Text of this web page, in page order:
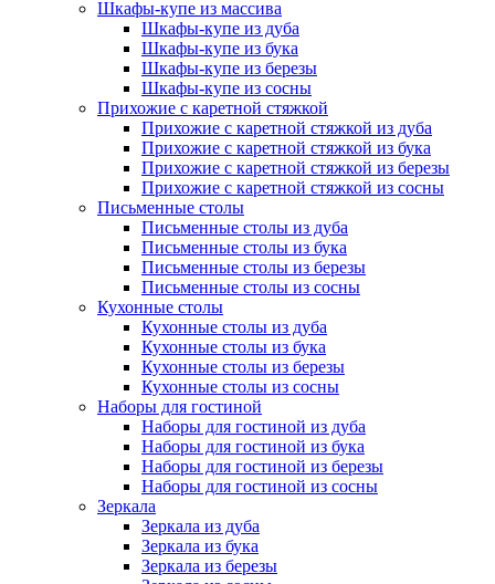
Шкафы-купе из массива
Шкафы-купе из дуба
Шкафы-купе из бука
Шкафы-купе из березы
Шкафы-купе из сосны
Прихожие с каретной стяжкой
Прихожие с каретной стяжкой из дуба
Прихожие с каретной стяжкой из бука
Прихожие с каретной стяжкой из березы
Прихожие с каретной стяжкой из сосны
Письменные столы
Письменные столы из дуба
Письменные столы из бука
Письменные столы из березы
Письменные столы из сосны
Кухонные столы
Кухонные столы из дуба
Кухонные столы из бука
Кухонные столы из березы
Кухонные столы из сосны
Наборы для гостиной
Наборы для гостиной из дуба
Наборы для гостиной из бука
Наборы для гостиной из березы
Наборы для гостиной из сосны
Зеркала
Зеркала из дуба
Зеркала из бука
Зеркала из березы